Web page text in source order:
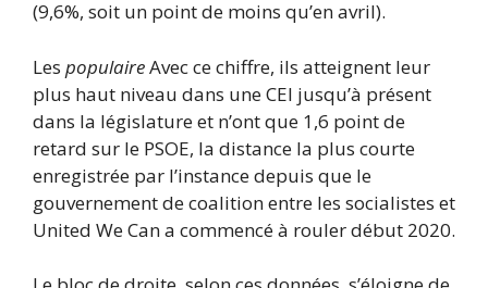
(9,6%, soit un point de moins qu’en avril).
Les populaireAvec ce chiffre, ils atteignent leur
plus haut niveau dans une CEI jusqu’à présent
dans la législature et n’ont que 1,6 point de
retard sur le PSOE, la distance la plus courte
enregistrée par l’instance depuis que le
gouvernement de coalition entre les socialistes et
United We Can a commencé à rouler début 2020.